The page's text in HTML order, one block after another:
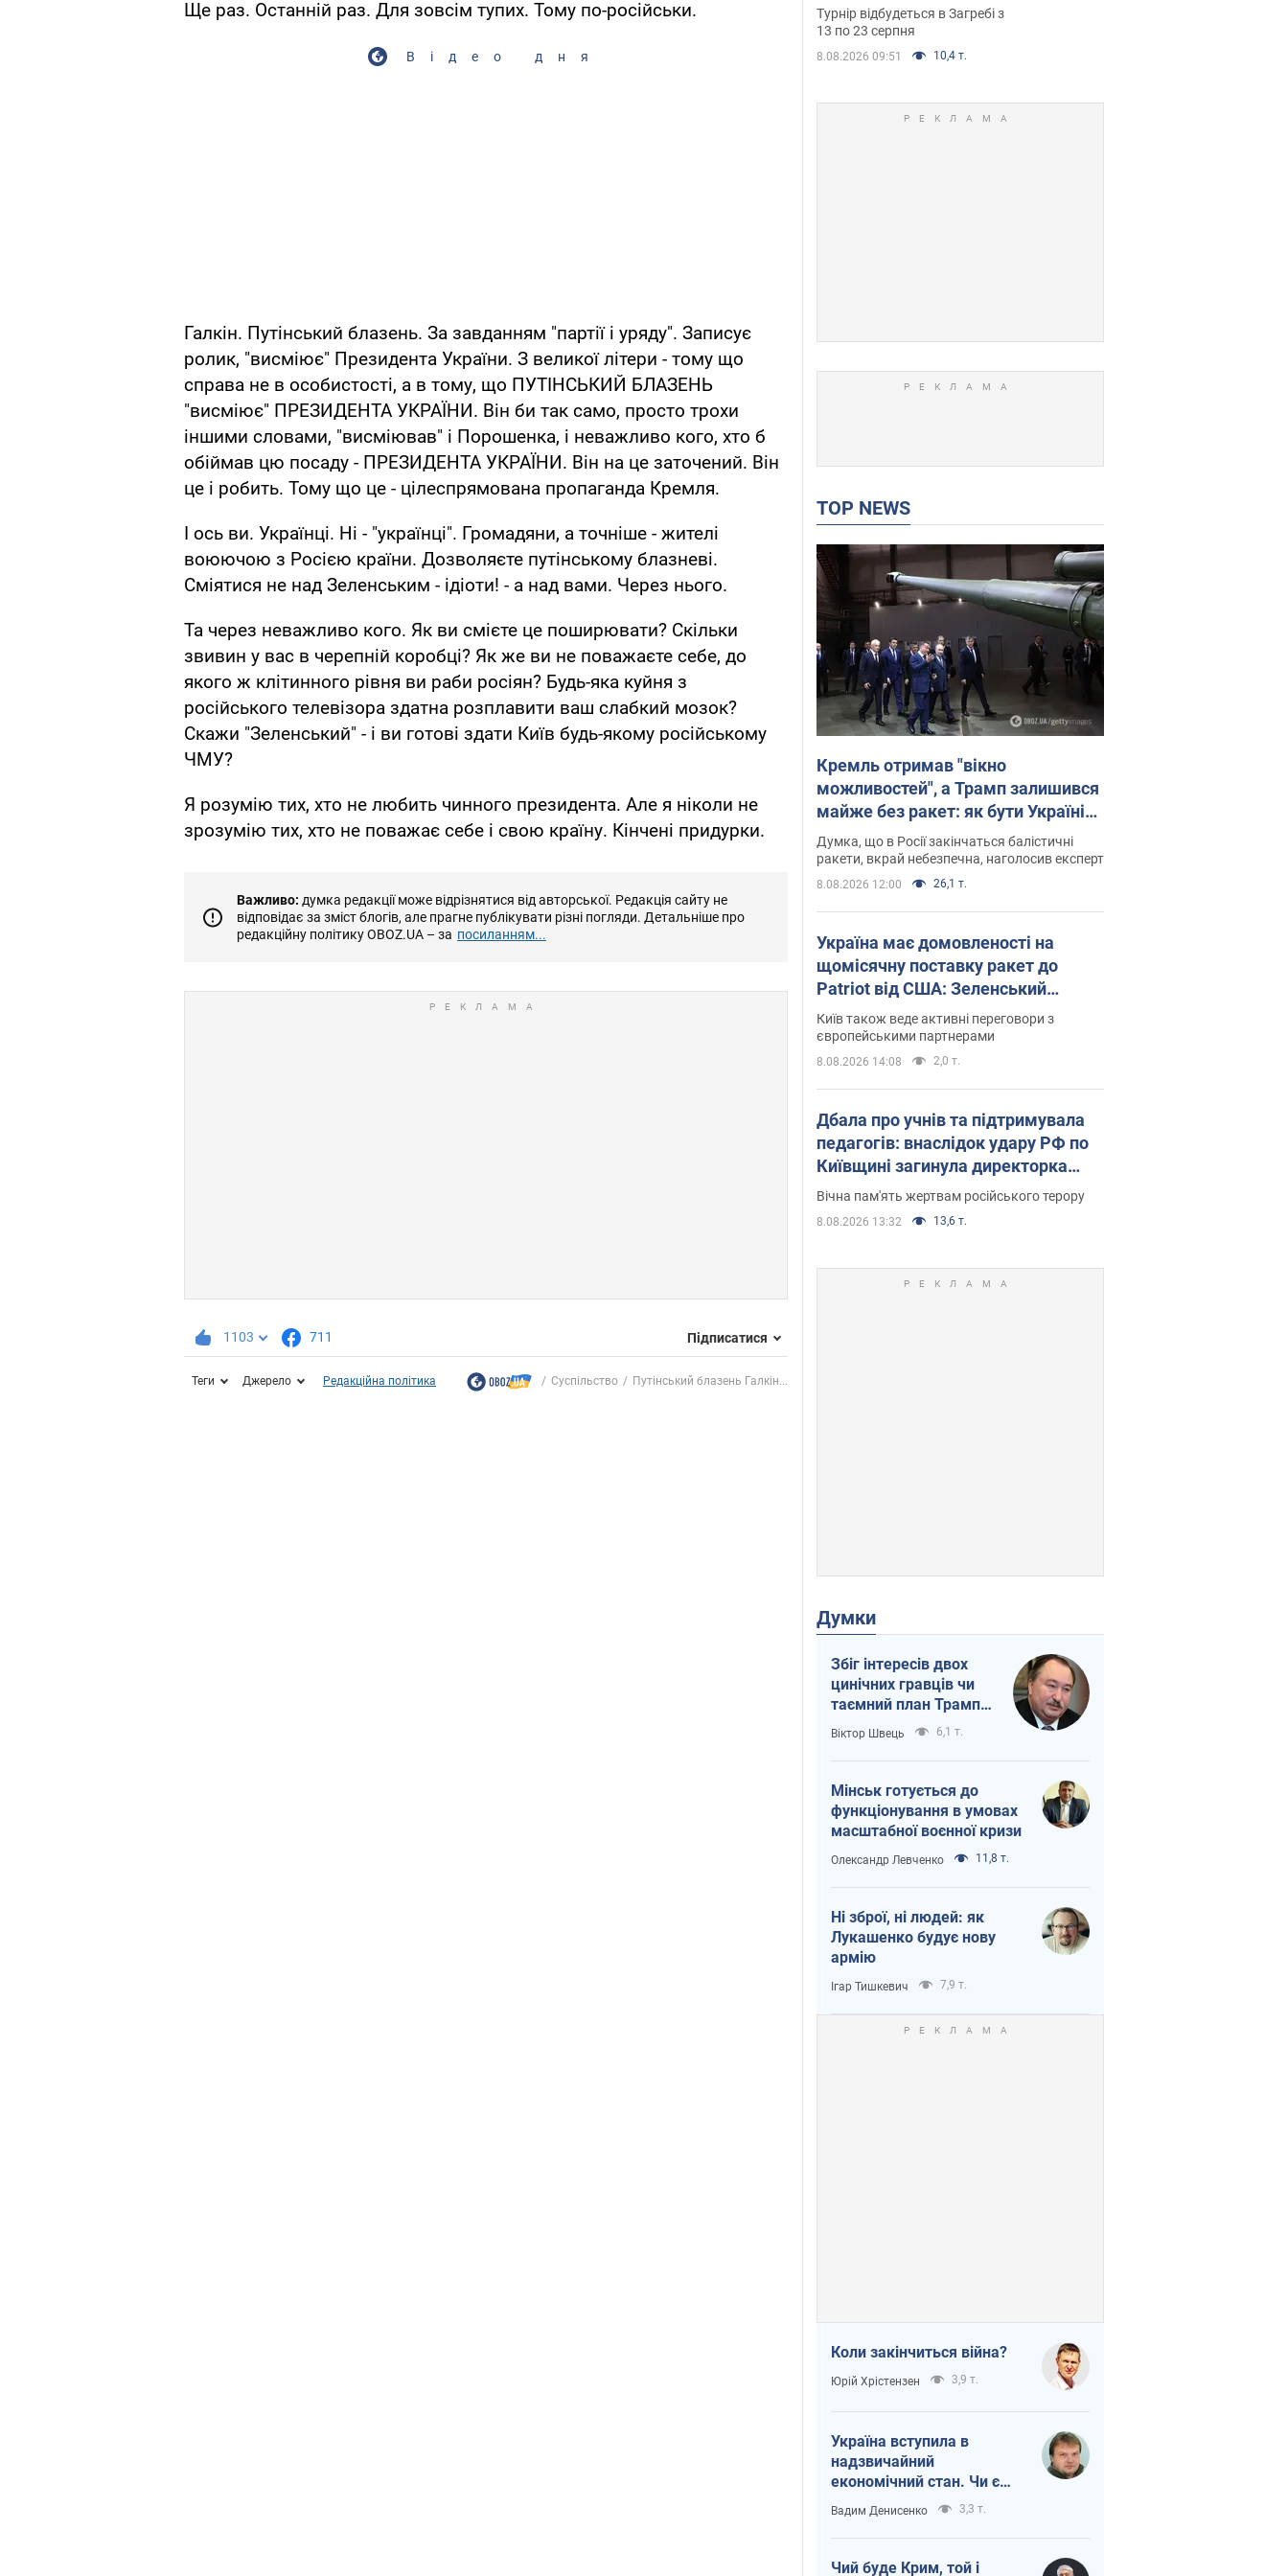
Ще раз. Останній раз. Для зовсім тупих. Тому по-російськи.
Відео дня
Галкін. Путінський блазень. За завданням "партії і уряду". Записує
ролик, "висміює" Президента України. З великої літери - тому що
справа не в особистості, а в тому, що ПУТІНСЬКИЙ БЛАЗЕНЬ
"висміює" ПРЕЗИДЕНТА УКРАЇНИ. Він би так само, просто трохи
іншими словами, "висміював" і Порошенка, і неважливо кого, хто б
обіймав цю посаду - ПРЕЗИДЕНТА УКРАЇНИ. Він на це заточений. Він
це і робить. Тому що це - цілеспрямована пропаганда Кремля.
І ось ви. Українці. Ні - "українці". Громадяни, а точніше - жителі
воюючою з Росією країни. Дозволяєте путінському блазневі.
Сміятися не над Зеленським - ідіоти! - а над вами. Через нього.
Та через неважливо кого. Як ви смієте це поширювати? Скільки
звивин у вас в черепній коробці? Як же ви не поважаєте себе, до
якого ж клітинного рівня ви раби росіян? Будь-яка куйня з
російського телевізора здатна розплавити ваш слабкий мозок?
Скажи "Зеленський" - і ви готові здати Київ будь-якому російському
ЧМУ?
Я розумію тих, хто не любить чинного президента. Але я ніколи не
зрозумію тих, хто не поважає себе і свою країну. Кінчені придурки.
Важливо: думка редакції може відрізнятися від авторської. Редакція сайту не
відповідає за зміст блогів, але прагне публікувати різні погляди. Детальніше про
редакційну політику OBOZ.UA – за посиланням...
1103 711 Підписатися
Теги Джерело Редакційна політика Суспільство Путінський блазень Галкін...
до чемпіонату Європи
основних спортсменів
Турнір відбудеться в Загребі з
13 по 23 серпня
8.08.2026 09:51 10,4 т.
TOP NEWS
Кремль отримав "вікно
можливостей", а Трамп залишився
майже без ракет: як бути Україні?
Інтерв’ю з Мельником
Думка, що в Росії закінчаться балістичні
ракети, вкрай небезпечна, наголосив експерт
8.08.2026 12:00 26,1 т.
Україна має домовленості на
щомісячну поставку ракет до
Patriot від США: Зеленський
розкрив подробиці
Київ також веде активні переговори з
європейськими партнерами
8.08.2026 14:08 2,0 т.
Дбала про учнів та підтримувала
педагогів: внаслідок удару РФ по
Київщині загинула директорка
київського ліцею, її чоловік та онук
Вічна пам'ять жертвам російського терору
8.08.2026 13:32 13,6 т.
Думки
Збіг інтересів двох
цинічних гравців чи
таємний план Трампа
і Путіна?
Віктор Швець 6,1 т.
Мінськ готується до
функціонування в умовах
масштабної воєнної кризи
Олександр Левченко 11,8 т.
Ні зброї, ні людей: як
Лукашенко будує нову
армію
Ігар Тишкевич 7,9 т.
Коли закінчиться війна?
Юрій Хрістензен 3,9 т.
Україна вступила в
надзвичайний
економічний стан. Чи є
світло вкінці тунелю?
Вадим Денисенко 3,3 т.
Чий буде Крим, той і